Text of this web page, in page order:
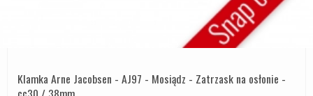
Klamka Arne Jacobsen - AJ97 - Mosiądz - Zatrzask na osłonie -